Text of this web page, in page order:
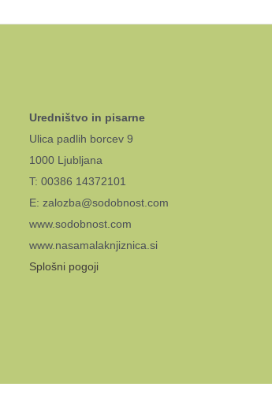
Uredništvo in pisarne
Ulica padlih borcev 9
1000 Ljubljana
T: 00386 14372101
E: zalozba@sodobnost.com
www.sodobnost.com
www.nasamalaknjiznica.si
Splošni pogoji